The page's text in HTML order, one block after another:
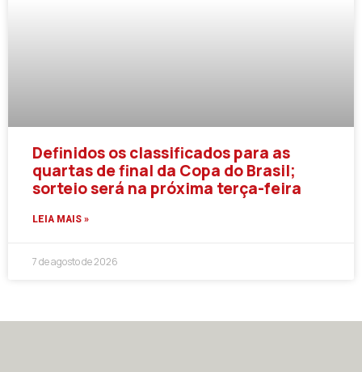
Definidos os classificados para as
quartas de final da Copa do Brasil;
sorteio será na próxima terça-feira
LEIA MAIS »
7 de agosto de 2026